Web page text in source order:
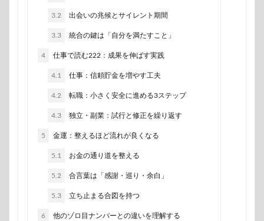
3.2 出会いの兆候とサイレント期間
3.3 統合の鍵は「自分を満たすこと」
4 仕事で読む222：成果を伸ばす実践
4.1 仕事：信頼貯金を増やす工夫
4.2 転職：小さく安全に進める3ステップ
4.3 独立・副業：試行と修正を繰り返す
5 金運：整えるほど流れが良くなる
5.1 お金の通り道を整える
5.2 合言葉は「感謝・巡り・余白」
5.3 立ち止まる合図を持つ
6 他のゾロ目ナンバーとの違いを理解する